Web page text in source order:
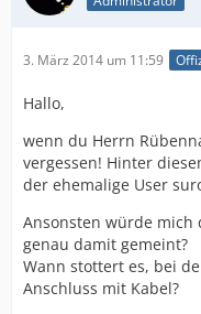
3. März 2014 um 11:59
Hallo,
wenn du Herrn
vergessen! Hinter
der ehemalige User
Ansonsten würde mich
genau damit gemeint?
Wann stottert es, bei
Anschluss mit Kabel?